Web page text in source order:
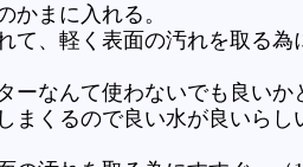
まに入れる。
、軽く表面の汚れを取る為
なんて使わないでも良いか
くるので良い水が良いらし